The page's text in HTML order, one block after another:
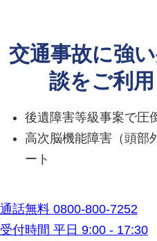
交通事故に強
談をご利
後遺障害等級事案で圧
高次脳機能障害（頭部
ート
通話無料 0800-800-7252
受付時間 平日 9:00 - 17:30